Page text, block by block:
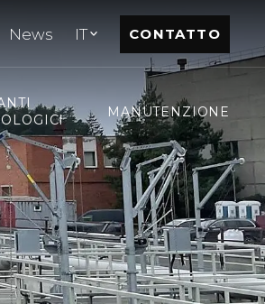
News IT CONTATTO
MANUTENZIONE